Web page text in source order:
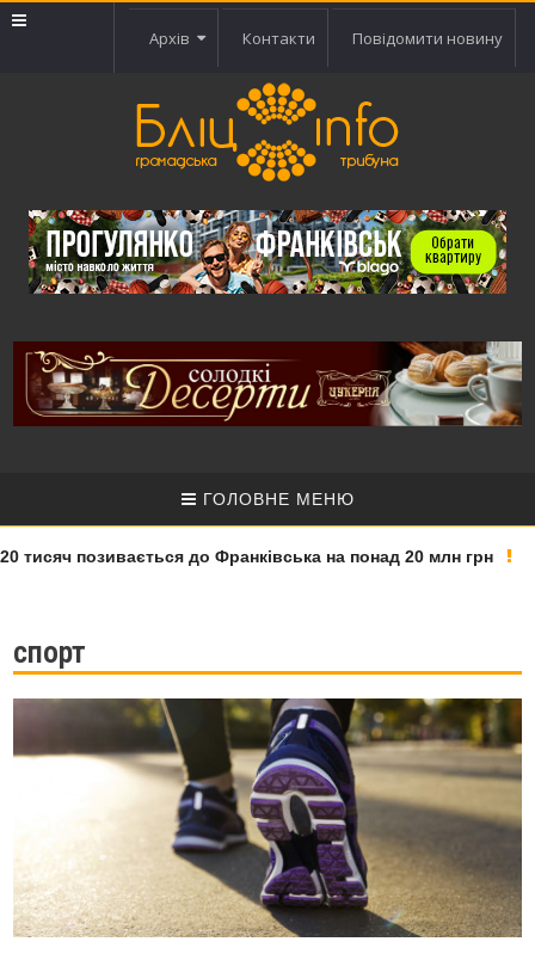
Архів Контакти Повідомити новину
ГОЛОВНЕ МЕНЮ
позивається до Франківська на понад 20 млн грн
спорт